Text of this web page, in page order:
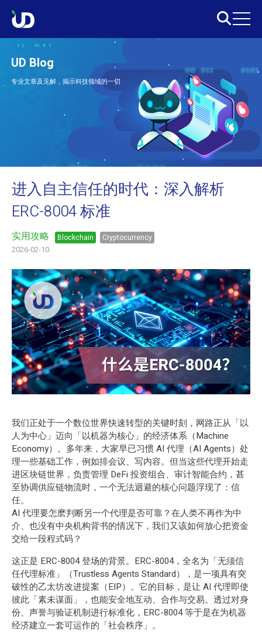
UD Blog
专业文章及见解，揭示科技领域的一切
进入自主信任的时代：深入解析
ERC-8004 标准
实用攻略 Blockchain Cryptocurrency
2026-02-10
我们正处于一个数位世界快速转型的关键时刻，网路正从「以
人为中心」迈向「以机器为核心」的经济体系（Machine
Economy）。多年来，大家早已习惯 AI 代理（AI Agents）处
理一些基础工作，例如排会议、写内容。但当这些代理开始走
进区块链世界，负责管理 DeFi 投资组合、审计智能合约 ，甚
至协调供应链物流时，一个无法迴避的核心问题浮现了：信
任。
AI 代理要怎麽判断另一个代理是否可靠？在人类不再作为中
介、也没有中央机构背书的情况下，我们又该如何放心把资金
交给一段程式码？
这正是 ERC-8004 登场的背景。ERC-8004，全名为「无须信
任代理标准」（Trustless Agents Standard），是一项具有突
破性的乙太坊改进提案（EIP）。它的目标，是让 AI 代理即使
彼此「素未谋面」，也能安全地互动、合作与交易。透过对身
份、声誉与验证机制进行标准化，ERC-8004 等于是在为机器
经济建立一套可运作的「社会秩序」。